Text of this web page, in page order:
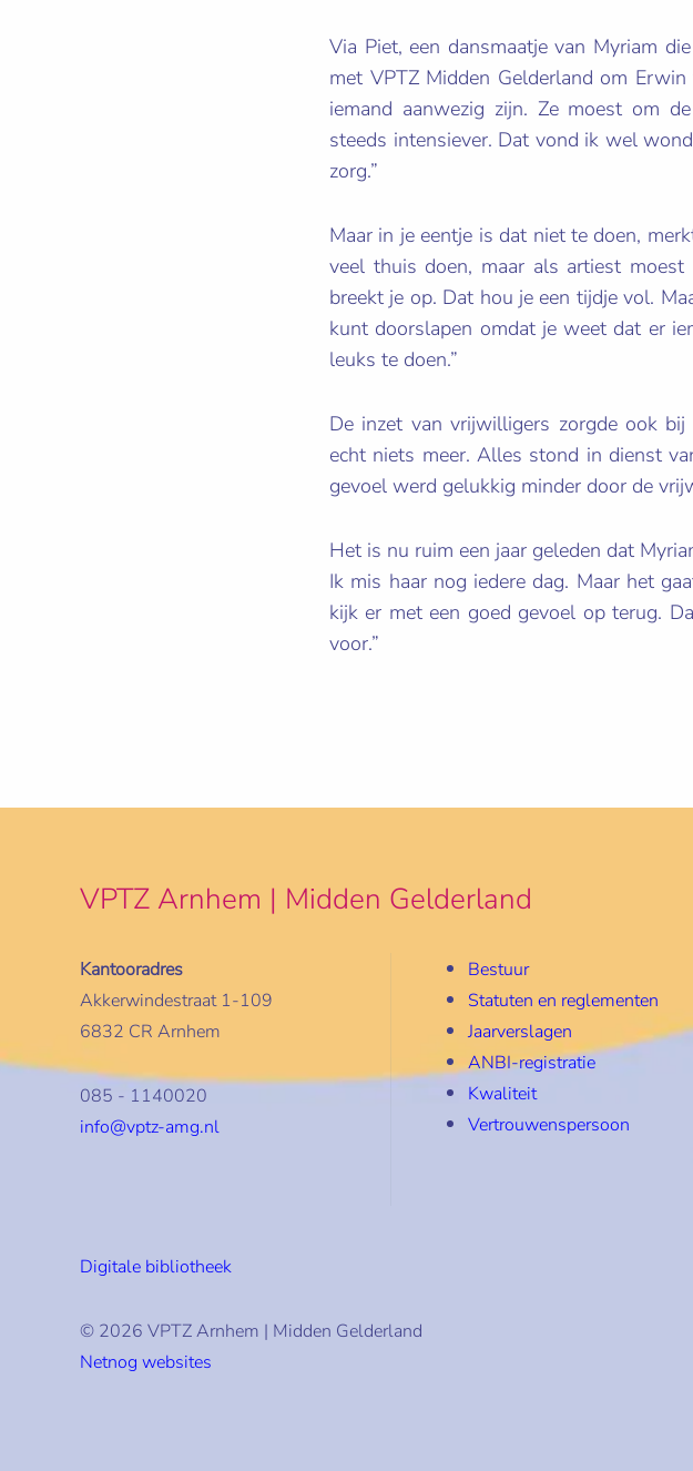
Via Piet, een dansmaatje van Myriam
met VPTZ Midden Gelderland om
iemand aanwezig zijn. Ze moest om
steeds intensiever. Dat vond ik wel
zorg.”
Maar in je eentje is dat niet te doen,
veel thuis doen, maar als artiest
breekt je op. Dat hou je een tijdje vol.
kunt doorslapen omdat je weet dat er
leuks te doen.”
De inzet van vrijwilligers zorgde ook
echt niets meer. Alles stond in dienst
gevoel werd gelukkig minder door de
Het is nu ruim een jaar geleden dat
Ik mis haar nog iedere dag. Maar het
kijk er met een goed gevoel op terug.
voor.”
VPTZ Arnhem | Midden Gelderland
Kantooradres
Akkerwindestraat 1-109
6832 CR Arnhem
085 - 1140020
info@vptz-amg.nl
Bestuur
Statuten en reglementen
Jaarverslagen
ANBI-registratie
Kwaliteit
Vertrouwenspersoon
Digitale bibliotheek
© 2026 VPTZ Arnhem | Midden Gelderland
Netnog websites